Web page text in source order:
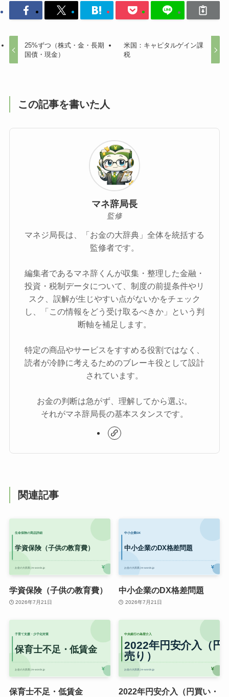
25%ずつ（株式・金・長期
国債・現金）
米国：キャピタルゲイン課
税
この記事を書いた人
マネ辞局長
監修
マネジ局長は、「お金の大辞典」全体を統括する
監修者です。
編集者であるマネ辞くんが収集・整理した金融・
投資・税制データについて、制度の前提条件やリ
スク、誤解が生じやすい点がないかをチェック
し、「この情報をどう受け取るべきか」という判
断軸を補足します。
特定の商品やサービスをすすめる役割ではなく、
読者が冷静に考えるためのブレーキ役として設計
されています。
お金の判断は急がず、理解してから選ぶ。
それがマネ辞局長の基本スタンスです。
関連記事
学資保険（子供の教育費）
2026年7月21日
中小企業のDX格差問題
2026年7月21日
保育士不足・低賃金
2022年円安介入（円買い・